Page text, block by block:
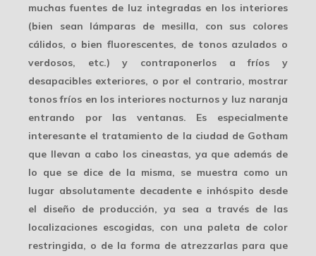
muchas fuentes de luz integradas en los interiores
(bien sean lámparas de mesilla, con sus colores
cálidos, o bien fluorescentes, de tonos azulados o
verdosos, etc.) y contraponerlos a fríos y
desapacibles exteriores, o por el contrario, mostrar
tonos fríos en los interiores nocturnos y luz naranja
entrando por las ventanas. Es especialmente
interesante el tratamiento de la ciudad de Gotham
que llevan a cabo los cineastas, ya que además de
lo que se dice de la misma, se muestra como un
lugar absolutamente decadente e inhóspito desde
el diseño de producción, ya sea a través de las
localizaciones escogidas, con una paleta de color
restringida, o de la forma de atrezzarlas para que